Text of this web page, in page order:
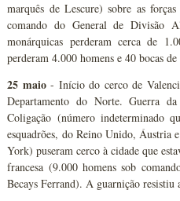
marquês de Lescure) sobre as
comando do General de Divisão
monárquicas perderam cerca de
perderam 4.000 homens e 40 bocas
25 maio- Início do cerco de
Departamento do Norte. Guerra
Coligação (número indeterminado
esquadrões, do Reino Unido, Áustria
York) puseram cerco à cidade que
francesa (9.000 homens sob
Becays Ferrand). A guarnição resistiu